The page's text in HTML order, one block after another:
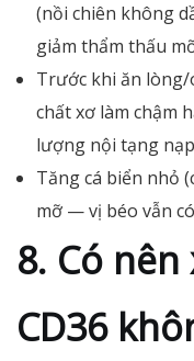
(nồi chiên không
giảm thẩm thấu
Trước khi ăn
chất xơ làm chậm
lượng nội tạng
Tăng cá biển nhỏ
mỡ — vị béo vẫn
8. Có
CD36